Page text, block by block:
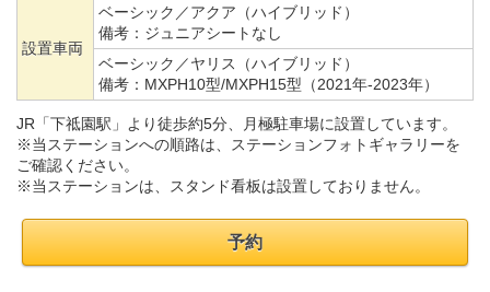
設置車両
ベーシック／アクア（ハイブリッド）
備考： ジュニアシートなし
ベーシック／ヤリス（ハイブリッド）
備考： MXPH10型/MXPH15型（2021年-2023年）
JR「下祗園駅」より徒歩約5分、月極駐車場に設置しています。
※当ステーションへの順路は、ステーションフォトギャラリーを
ご確認ください。
※当ステーションは、スタンド看板は設置しておりません。
予約